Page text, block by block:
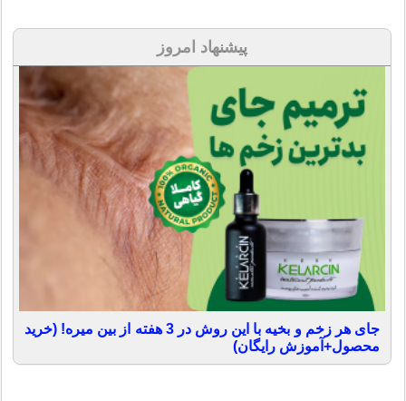
پیشنهاد امروز
جای هر زخم و بخیه با این روش در 3 هفته از بین میره! (خرید
محصول+آموزش رایگان)